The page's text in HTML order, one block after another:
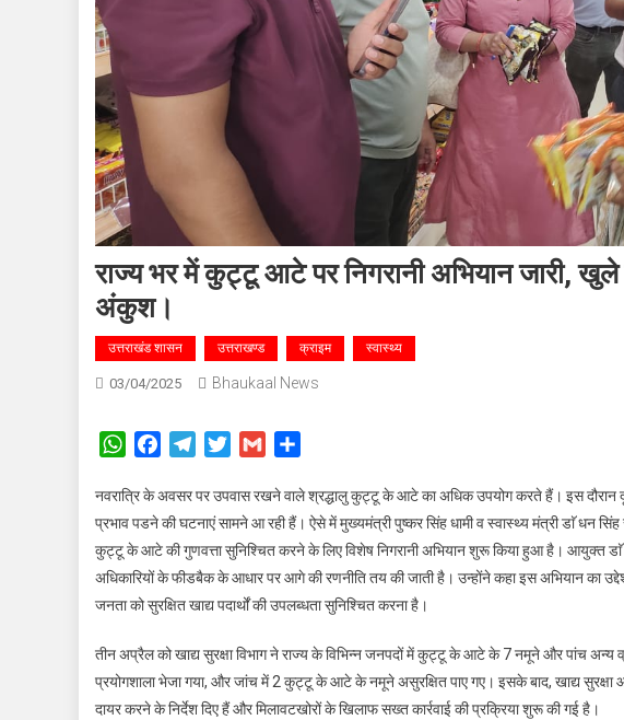
राज्य भर में कुट्टू आटे पर निगरानी अभियान जारी,
अंकुश।
उत्तराखंड शासन उत्तराखण्ड क्राइम स्वास्थ्य
03/04/2025 Bhaukaal News
WhatsAppFacebookTelegramTwitterGmail
नवरात्रि के अवसर पर उपवास रखने वाले श्रद्धालु कुट्टू के आटे का अधिक उपयोग करते हैं। इस
प्रभाव पडने की घटनाएं सामने आ रही हैं। ऐसे में मुख्यमंत्री पुष्कर सिंह धामी व स्वास्थ्य मंत्री डाॅ धन सिंह
कुट्टू के आटे की गुणवत्ता सुनिश्चित करने के लिए विशेष निगरानी अभियान शुरू किया हुआ है। आयुक्त डाॅ
अधिकारियों के फीडबैक के आधार पर आगे की रणनीति तय की जाती है। उन्होंने कहा इस अभियान का
जनता को सुरक्षित खाद्य पदार्थों की उपलब्धता सुनिश्चित करना है।
तीन अप्रैल को खाद्य सुरक्षा विभाग ने राज्य के विभिन्न जनपदों में कुट्टू के आटे के 7 नमूने और पांच अन्य
प्रयोगशाला भेजा गया, और जांच में 2 कुट्टू के आटे के नमूने असुरक्षित पाए गए। इसके बाद, खाद्य सुरक्षा
दायर करने के निर्देश दिए हैं और मिलावटखोरों के खिलाफ सख्त कार्रवाई की प्रक्रिया शुरू की गई है।